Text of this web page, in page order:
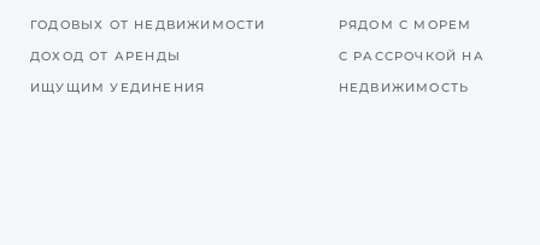
ГОДОВЫХ ОТ НЕДВИЖИМОСТИ
ДОХОД ОТ АРЕНДЫ
ИЩУЩИМ УЕДИНЕНИЯ
РЯДОМ С МОРЕМ
С РАССРОЧКОЙ НА
НЕДВИЖИМОСТЬ